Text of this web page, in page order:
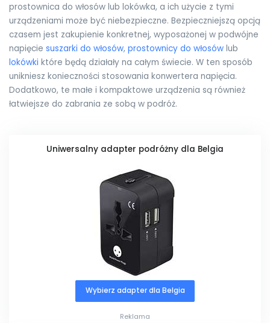
prostownica do włosów lub lokówka, a ich użycie z tymi
urządzeniami może być niebezpieczne. Bezpieczniejszą opcją
czasem jest zakupienie konkretnej, wyposażonej w podwójne
napięcie suszarki do włosów, prostownicy do włosów lub
lokówki które będą działały na całym świecie. W ten sposób
unikniesz konieczności stosowania konwertera napięcia.
Dodatkowo, te małe i kompaktowe urządzenia są również
łatwiejsze do zabrania ze sobą w podróż.
Uniwersalny adapter podróżny dla Belgia
Wybierz adapter dla Belgia
Reklama